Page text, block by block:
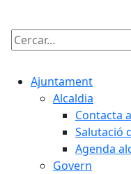
Cercar:
Ajuntament
Alcaldia
Contacta
Salutació
Agenda
Govern